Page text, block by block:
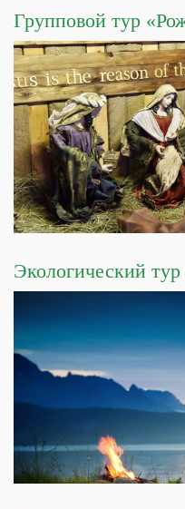
Групповой тур
Экологический